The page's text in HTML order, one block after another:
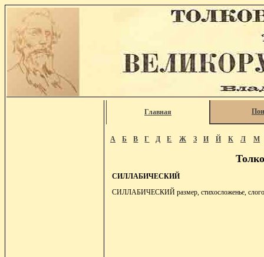
Главная
А Б В Г Д Е Ж З И Й К Л М
СИЛЛАБИЧЕСКИЙ
СИЛЛАБИЧЕСКИЙ размер, стихосложенье,